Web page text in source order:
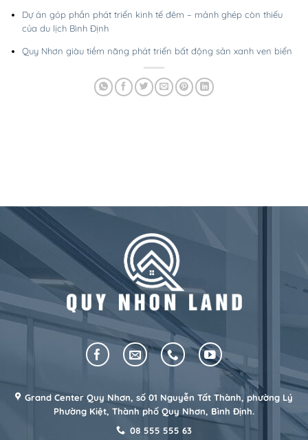
Dự án góp phần phát triển kinh tế đêm – mảnh ghép còn thiếu
của du lịch Bình Định
Quy Nhơn giàu tiềm năng phát triển bất động sản xanh ven biển
Grand Center Quy Nhơn, số 01 Nguyễn Tất Thành, phường Lý
Phường Kiệt, Thành phố Quy Nhơn, Bình Định.
08 555 555 63